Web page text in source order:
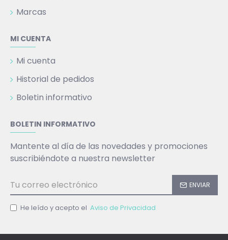
Marcas
MI CUENTA
Mi cuenta
Historial de pedidos
Boletin informativo
BOLETIN INFORMATIVO
Mantente al día de las novedades y promociones
suscribiéndote a nuestra newsletter
ENVIAR
He leído y acepto el Aviso de Privacidad